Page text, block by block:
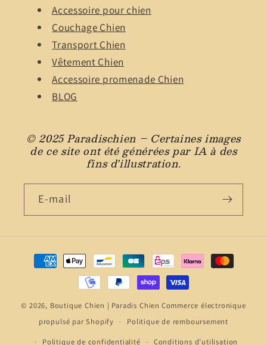
Accessoire pour chien
Couchage Chien
Transport Chien
Vêtement Chien
Accessoire promenade Chien
BLOG
© 2025 Paradischien – Certaines images
de ce site ont été générées par IA à des
fins d’illustration.
E-mail
Moyens
de
© 2026, Boutique Chien | Paradis Chien Commerce électronique
propulsé par Shopify
Politique de remboursement
Politique de confidentialité
Conditions d’utilisation